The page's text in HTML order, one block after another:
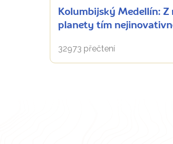
Kolumbijský Medellín: Z
planety tím
32973 přečtení